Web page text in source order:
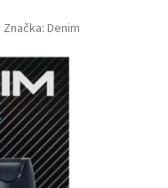
Značka: Denim